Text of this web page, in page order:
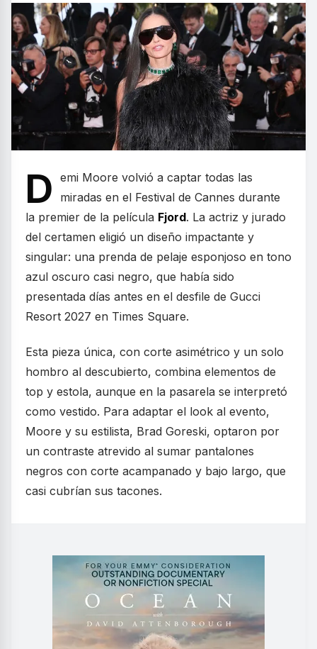
D emi Moore volvió a captar todas las
miradas en el Festival de Cannes durante
la premier de la película Fjord. La actriz y jurado
del certamen eligió un diseño impactante y
singular: una prenda de pelaje esponjoso en tono
azul oscuro casi negro, que había sido
presentada días antes en el desfile de Gucci
Resort 2027 en Times Square.
Esta pieza única, con corte asimétrico y un solo
hombro al descubierto, combina elementos de
top y estola, aunque en la pasarela se interpretó
como vestido. Para adaptar el look al evento,
Moore y su estilista, Brad Goreski, optaron por
un contraste atrevido al sumar pantalones
negros con corte acampanado y bajo largo, que
casi cubrían sus tacones.